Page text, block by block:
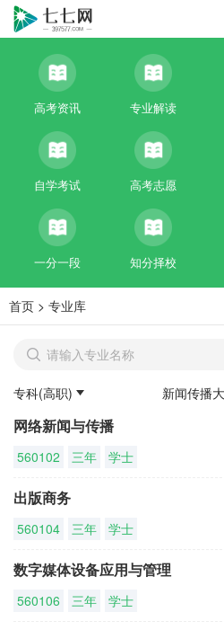
高考资讯 专业解读
自学考试 高考志愿
一分一段 知分择校
首页 > 专业库
专科(高职) 新闻传播
网络新闻与传播
560102 三年 学士
出版商务
560104 三年 学士
数字媒体设备应用与管理
560106 三年 学士